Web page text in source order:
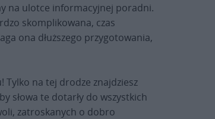
na ulotce informacyjnej poradni.
skomplikowana, czas
ona dłuższego przygotowania,
Tylko na tej drodze znajdziesz
słowa te dotarły do wszystkich
zatroskanych o dobro